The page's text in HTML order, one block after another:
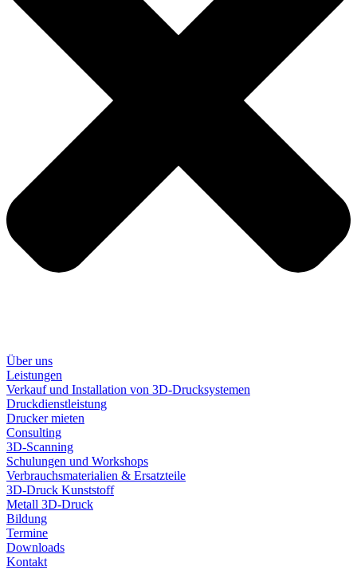
Über uns
Leistungen
Verkauf und Installation von 3D-Drucksystemen
Druckdienstleistung
Drucker mieten
Consulting
3D-Scanning
Schulungen und Workshops
Verbrauchsmaterialien & Ersatzteile
3D-Druck Kunststoff
Metall 3D-Druck
Bildung
Termine
Downloads
Kontakt